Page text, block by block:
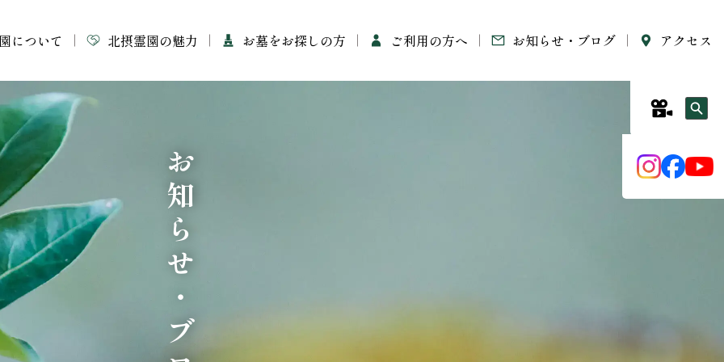
について 北摂霊園の魅力 お墓をお探しの方 ご利用の方へ お知らせ・ブログ アクセス
お知らせ・ブログ